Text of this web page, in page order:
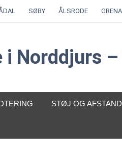
SØBY ÅLSRODE
i Norddjurs
STØJ OG AFSTAND